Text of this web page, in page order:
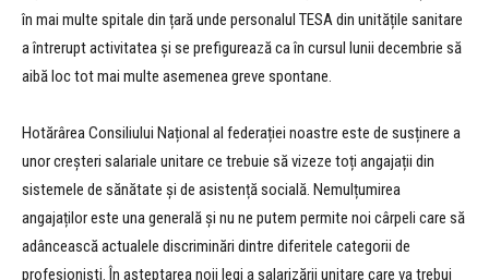
în mai multe spitale din țară unde personalul TESA din unitățile sanitare
a întrerupt activitatea și se prefigurează ca în cursul lunii decembrie să
aibă loc tot mai multe asemenea greve spontane.
Hotărârea Consiliului Național al federației noastre este de susținere a
unor creșteri salariale unitare ce trebuie să vizeze toți angajații din
sistemele de sănătate și de asistență socială. Nemulțumirea
angajaților este una generală și nu ne putem permite noi cârpeli care să
adâncească actualele discriminări dintre diferitele categorii de
profesioniști. În așteptarea noii legi a salarizării unitare care va trebui